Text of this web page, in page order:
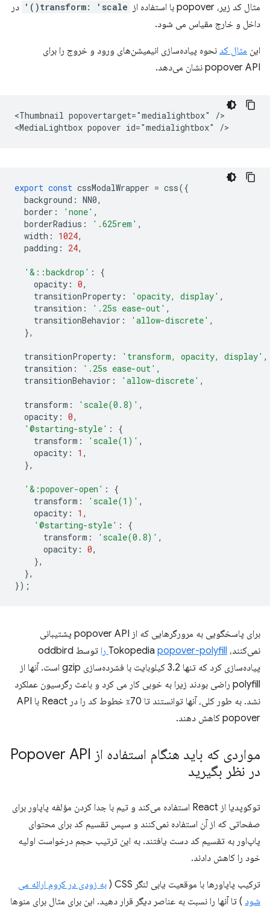
مثال کد زیر، popover با استفاده از transform: 'scale()'
در
داخل و خارج مقیاس می شود.
این مثال کد نحوه پیاده‌سازی انیمیشن‌های ورود و خروج را برای
popover API نشان می‌دهد.
<Thumbnail popovertarget="medialightbox" />
export const cssModalWrapper = css({
background : NN0,
border : 'none' ,
borderRadius : '.625rem' ,
width : 1024,
padding : 24,
'&::backdrop' :
{
opacity : 0,
transitionProperty : 'opacity, display' ,
transition : '.25s ease-out' ,
transitionBehavior : 'allow-discrete' ,
},
transitionProperty : 'transform, opacity, display' ,
transition : '.25s ease-out' ,
transitionBehavior : 'allow-discrete' ,
transform : 'scale(0.8)' ,
opacity : 0,
'@starting-style' :
{
transform : 'scale(1)' ,
opacity : 1 ,
},
'&:popover-open' :
{
transform : 'scale(1)' ,
opacity : 1 ,
'@starting-style' :
{
transform : 'scale(0.8)' ,
opacity : 0,
},
},
});
برای پاسخگویی به مرورگرهایی که از popover API پشتیبانی
نمی‌کنند، Tokopedia popover-polyfill را
توسط oddbird
پیاده‌سازی کرد که تنها 3.2 کیلوبایت با فشرده‌سازی gzip است. آنها از
polyfill راضی بودند زیرا به خوبی کار می کرد و باعث رگرسیون عملکرد
نشد. به طور کلی، آنها توانستند تا 70٪ خطوط کد را در React با API
popover کاهش دهند.
مواردی که باید هنگام استفاده از Popover API
در نظر بگیرید
توکوپدیا از React استفاده می‌کند و تیم با جدا کردن مؤلفه پاپاور برای
صفحاتی که از آن استفاده نمی‌کنند و سپس تقسیم کد برای محتوای
پاپ‌اور به تقسیم کد دست یافتند. به این ترتیب حجم درخواست اولیه
خود را کاهش دادند.
ترکیب پاپاورها با موقعیت یابی لنگر CSS (
به زودی در کروم ارائه می
شود ) تا آنها را نسبت به عناصر دیگر قرار دهید. این برای مثال برای منوها